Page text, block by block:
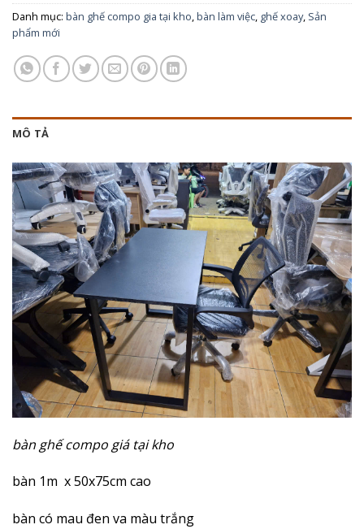
Danh mục: bàn ghế compo gia tại kho,bàn làm việc, ghế xoay, Sản
phẩm mới
MÔ TẢ
bàn ghế compo giá tại kho
bàn 1m x 50x75cm cao
bàn có mau đen va màu trắng